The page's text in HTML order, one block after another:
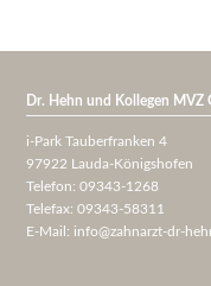
Dr. Hehn und Kollegen MVZ
i-Park Tauberfranken 4
97922 Lauda-Königshofen
Telefon: 09343-1268
Telefax: 09343-58311
E-Mail: info@zahnarzt-dr-